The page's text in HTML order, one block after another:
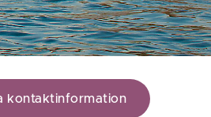
kontaktinformation